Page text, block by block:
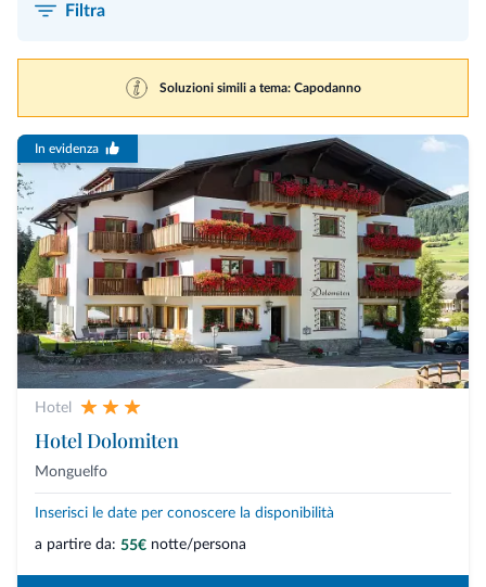
Filtra
Soluzioni simili a tema: Capodanno
In evidenza
Hotel
Hotel Dolomiten
Monguelfo
Inserisci le date per conoscere la disponibilità
a partire da: 55€ notte/persona